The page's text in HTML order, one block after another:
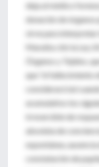
deja al médico
donación de
sirve para interpretar
Maratta citó la Ley
Órganos y Tejidos,
que “el fallecimiento
considerará tal
acumulativo los
irreversible de
absoluta de
espontánea,
constatación de